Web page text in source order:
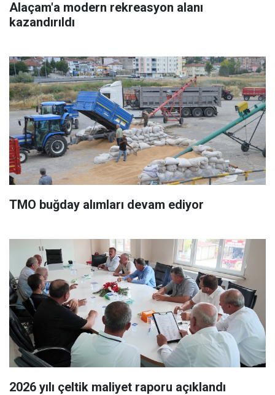
Alaçam'a modern rekreasyon alanı
kazandırıldı
TMO buğday alımları devam ediyor
2026 yılı çeltik maliyet raporu açıklandı